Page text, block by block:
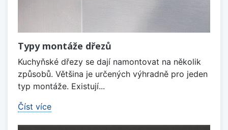
Typy montáže dřezů
Kuchyňské dřezy se dají namontovat na několik
způsobů. Většina je určených výhradně pro jeden
typ montáže. Existují...
Číst více